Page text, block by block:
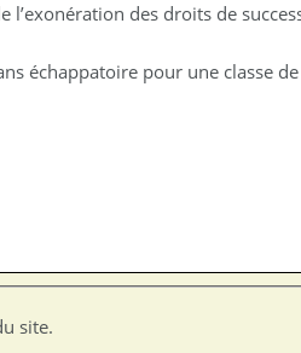
des droits de
échappatoire pour une classe
site.